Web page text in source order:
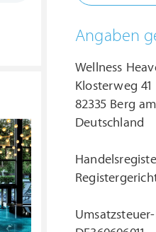
Angaben
Wellness
Klosterweg 41
82335 Berg
Deutschland